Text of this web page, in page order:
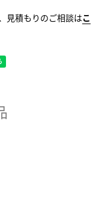
見積もりのご相談はこ